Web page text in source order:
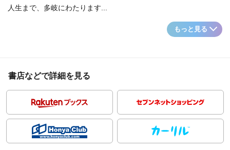
人生まで、多岐にわたります...
もっと見る
書店などで詳細を見る